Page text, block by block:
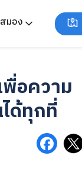
มอง
อความ
ด้ทุกที่